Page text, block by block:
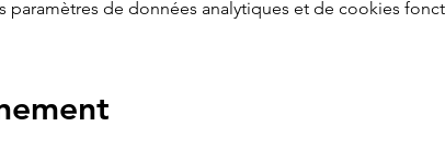
de données analytiques et de cookies